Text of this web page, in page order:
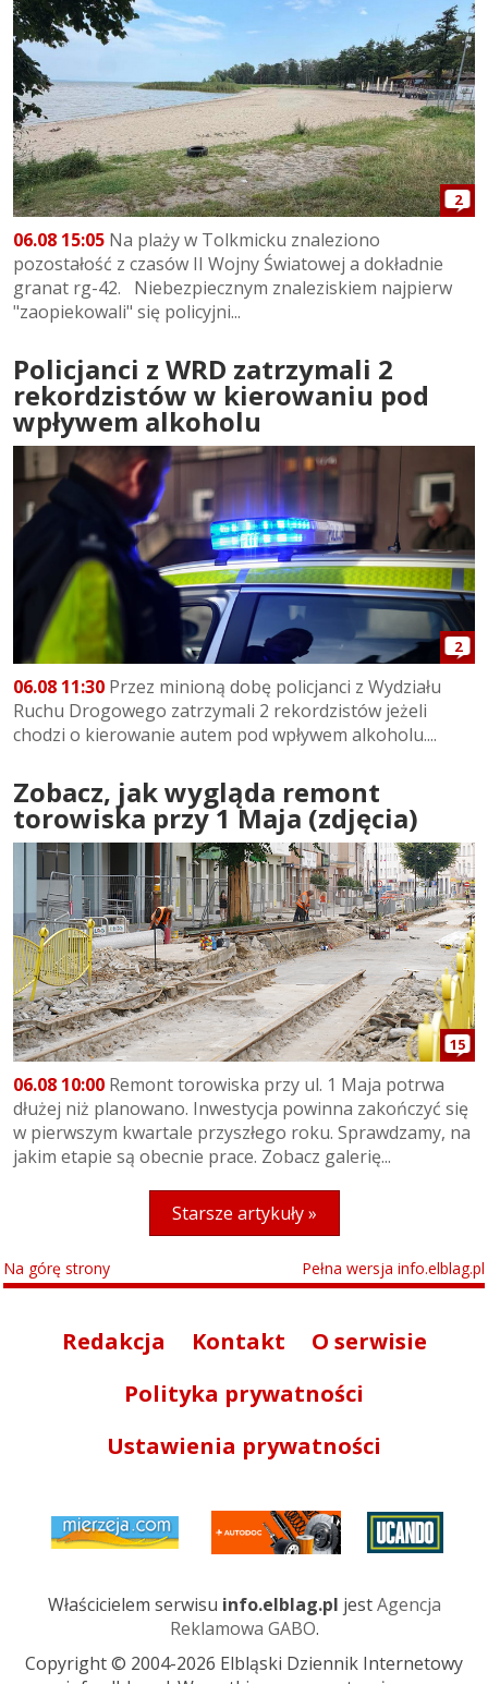
2
06.08 15:05 Na plaży w Tolkmicku znaleziono
pozostałość z czasów II Wojny Światowej a dokładnie
granat rg-42. Niebezpiecznym znaleziskiem najpierw
"zaopiekowali" się policyjni...
Policjanci z WRD zatrzymali 2
rekordzistów w kierowaniu pod
wpływem alkoholu
2
06.08 11:30 Przez minioną dobę policjanci z Wydziału
Ruchu Drogowego zatrzymali 2 rekordzistów jeżeli
chodzi o kierowanie autem pod wpływem alkoholu....
Zobacz, jak wygląda remont
torowiska przy 1 Maja (zdjęcia)
15
06.08 10:00 Remont torowiska przy ul. 1 Maja potrwa
dłużej niż planowano. Inwestycja powinna zakończyć się
w pierwszym kwartale przyszłego roku. Sprawdzamy, na
jakim etapie są obecnie prace. Zobacz galerię...
Starsze artykuły »
Na górę strony Pełna wersja info.elblag.pl
Redakcja Kontakt
O serwisie
Polityka prywatności
Ustawienia prywatności
Właścicielem serwisu info.elblag.pl jestAgencja
Reklamowa GABO.
Copyright © 2004-2026 Elbląski Dziennik Internetowy